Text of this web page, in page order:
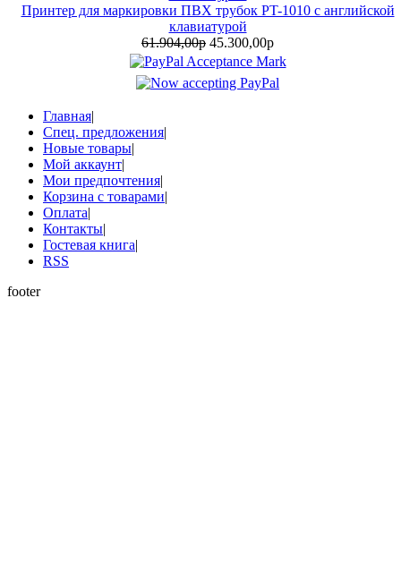
Принтер для маркировки ПВХ трубок PT-1010 с английской
клавиатурой
61.904,00р 45.300,00р
Главная|
Спец. предложения|
Новые товары|
Мой аккаунт|
Мои предпочтения|
Корзина с товарами|
Оплата|
Контакты|
Гостевая книга|
RSS
footer